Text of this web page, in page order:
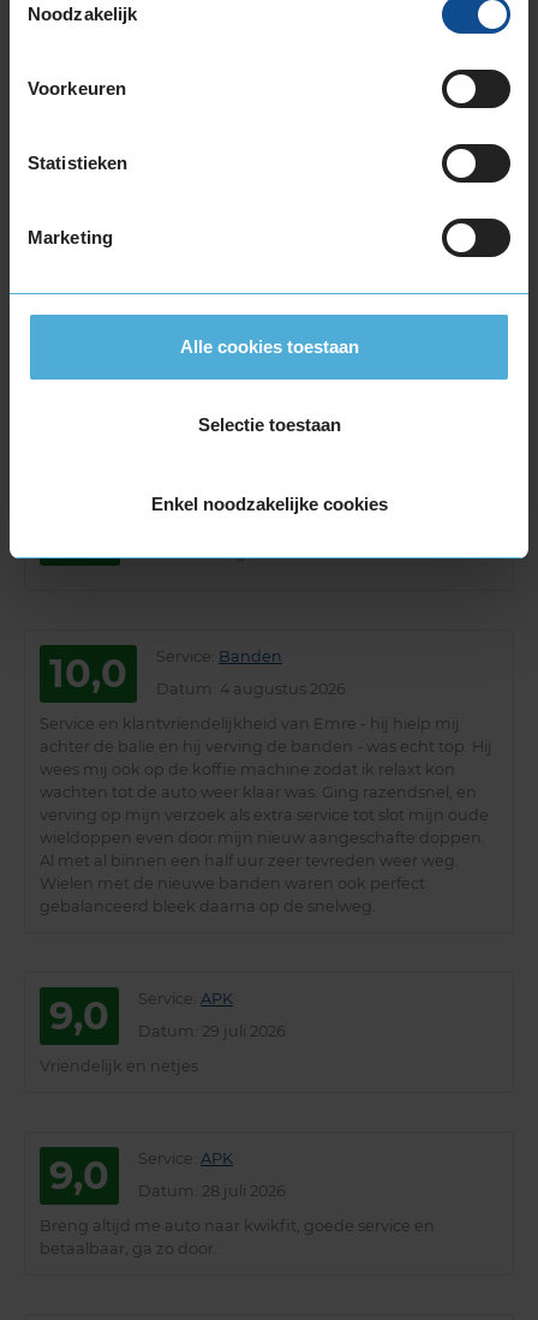
Noodzakelijk
Voorkeuren
Statistieken
Marketing
Alle cookies toestaan
Selectie toestaan
Enkel noodzakelijke cookies
klantbeoordelingen.
Gemiddelde klantbeoordeling
10,0 Service:Banden
Datum : 4 augustus 2026
Vriendelijk personeel. Afspraak maken was eenvoudig en
werkzaamheden goed uitgevoerd.
10,0 Service Banden
Datum : 4 augustus 2026
Service en klantvriendelijkheid van Emre - hij hielp mij
achter de balie en hij verving de banden - was echt top. Hij
wees mij ook op de koffie machine zodat ik relaxt kon
wachten tot de auto weer klaar was. Ging razendsnel, en
verving op mijn verzoek als extra service tot slot mijn oude
wieldoppen even door mijn nieuw aangeschafte doppen.
Al met al binnen een half uur zeer tevreden weer weg.
Wielen met de nieuwe banden waren ook perfect
gebalanceerd bleek daarna op de snelweg.
9,0 Service APK
Datum : 29 juli 2026
Vriendelijk en netjes
9,0 Service APK
Datum : 28 juli 2026
Breng altijd me auto naar kwikfit, goede service en
betaalbaar, ga zo door.